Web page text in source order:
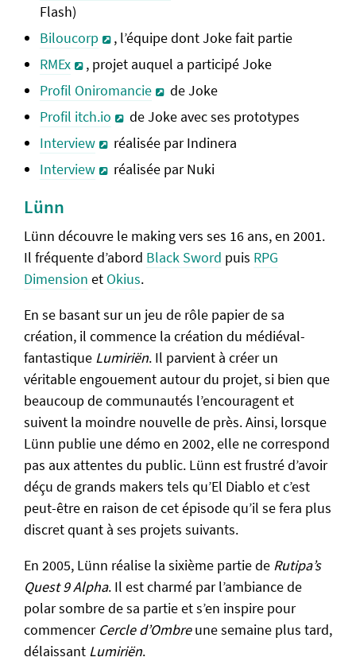
Flash)
Biloucorp
, l’équipe dont Joke fait partie
RMEx
, projet auquel a participé Joke
Profil Oniromancie
de Joke
Profil itch.io
de Joke avec ses prototypes
Interview
réalisée par Indinera
Interview
réalisée par Nuki
Lünn
Lünn découvre le making vers ses 16 ans, en 2001.
Il fréquente d’abord Black Sword puis RPG
Dimension et Okius.
En se basant sur un jeu de rôle papier de sa
création, il commence la création du médiéval-
fantastique Lumiriën. Il parvient à créer un
véritable engouement autour du projet, si bien que
beaucoup de communautés l’encouragent et
suivent la moindre nouvelle de près. Ainsi, lorsque
Lünn publie une démo en 2002, elle ne correspond
pas aux attentes du public. Lünn est frustré d’avoir
déçu de grands makers tels qu’El Diablo et c’est
peut-être en raison de cet épisode qu’il se fera plus
discret quant à ses projets suivants.
En 2005, Lünn réalise la sixième partie de Rutipa’s
Quest 9 Alpha. Il est charmé par l’ambiance de
polar sombre de sa partie et s’en inspire pour
commencer Cercle d’Ombreune semaine plus tard,
délaissant Lumiriën.